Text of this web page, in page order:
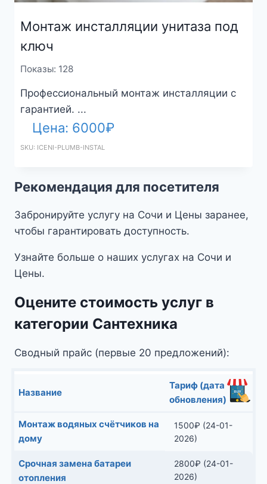
Монтаж инсталляции унитаза под
ключ
Показы: 128
Профессиональный монтаж инсталляции с
гарантией. ...
Цена: 6000₽
SKU: ICENI-PLUMB-INSTAL
Рекомендация для посетителя
Забронируйте услугу на Сочи и Цены заранее,
чтобы гарантировать доступность.
Узнайте больше о наших услугах на Сочи и
Цены.
Оцените стоимость услуг в
категории Сантехника
Сводный прайс (первые 20 предложений):
Название
Тариф (дата
обновления)
Монтаж водяных счётчиков на
дому
1500₽ (24-01-
2026)
Срочная замена батареи
отопления
2800₽ (24-01-
2026)